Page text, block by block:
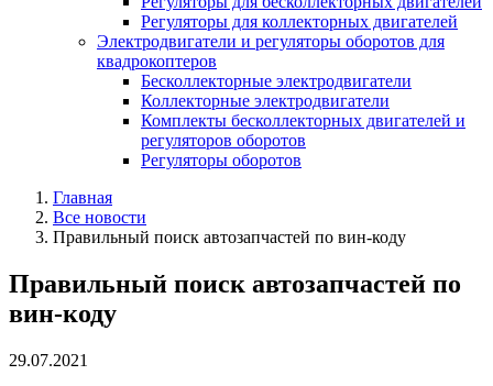
Регуляторы для коллекторных двигателей
Электродвигатели и регуляторы оборотов для
квадрокоптеров
Бесколлекторные электродвигатели
Коллекторные электродвигатели
Комплекты бесколлекторных двигателей и
регуляторов оборотов
Регуляторы оборотов
Главная
Все новости
Правильный поиск автозапчастей по вин-коду
Правильный поиск автозапчастей по
вин-коду
29.07.2021